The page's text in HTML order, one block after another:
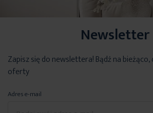
Newsletter
Zapisz się do newslettera! Bądź na
oferty
Adres e-mail